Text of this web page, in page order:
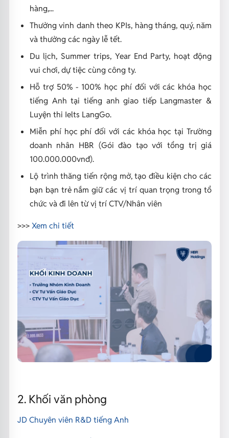
hàng,...
Thưởng vinh danh theo KPIs, hàng tháng, quý, năm
và thưởng các ngày lễ tết.
Du lịch, Summer trips, Year End Party, hoạt động
vui chơi, dự tiệc cùng công ty.
Hỗ trợ 50% - 100% học phí đối với các khóa học
tiếng Anh tại tiếng anh giao tiếp Langmaster &
Luyện thi Ielts LangGo.
Miễn phí học phí đối với các khóa học tại Trường
doanh nhân HBR (Gói đào tạo với tổng trị giá
100.000.000vnđ).
Lộ trình thăng tiến rộng mở, tạo điều kiện cho các
bạn bạn trẻ nắm giữ các vị trí quan trọng trong tổ
chức và đi lên từ vị trí CTV/Nhân viên
>>> Xem chi tiết
2. Khối văn phòng
JD Chuyên viên R&D tiếng Anh